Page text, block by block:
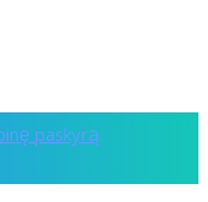
paskyrą